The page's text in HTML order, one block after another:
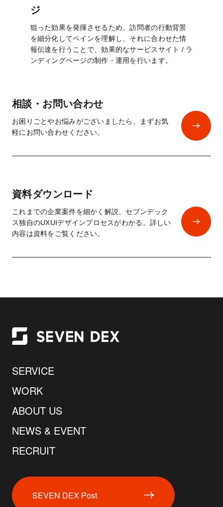
ジ
狙った効果を発揮させるため、訪問者の行動背景
を細分化してペインを理解し、それに合わせた情
報伝達を行うことで、効果的なサービスサイト / ラ
ンディングページの制作・運用を行います。
相談・お問い合わせ
お困りごとやお悩みがございましたら、まずお気
軽にお問い合わせください。
資料ダウンロード
これまでの企業案件を細かく解説、セブンデック
ス独自のUXUIデザインプロセスがわかる。詳しい
内容は資料をご覧ください。
SERVICE
WORK
ABOUT US
NEWS & EVENT
RECRUIT
SEVEN DEX Post